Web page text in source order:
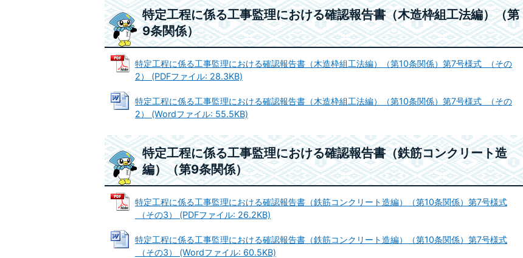
特定工程に係る工事監理における確認報告書（木造枠組工法編）（第
9条関係）
特定工程に係る工事監理における確認報告書（木造枠組工法編）（第10条関係）第7号様式 （その
2） (PDFファイル: 28.3KB)
特定工程に係る工事監理における確認報告書（木造枠組工法編）（第10条関係）第7号様式 （その
2） (Wordファイル: 55.5KB)
特定工程に係る工事監理における確認報告書（鉄筋コンクリート造
編）（第9条関係）
特定工程に係る工事監理における確認報告書（鉄筋コンクリート造編）（第10条関係）第7号様式
（その3） (PDFファイル: 26.2KB)
特定工程に係る工事監理における確認報告書（鉄筋コンクリート造編）（第10条関係）第7号様式
（その3） (Wordファイル: 60.5KB)